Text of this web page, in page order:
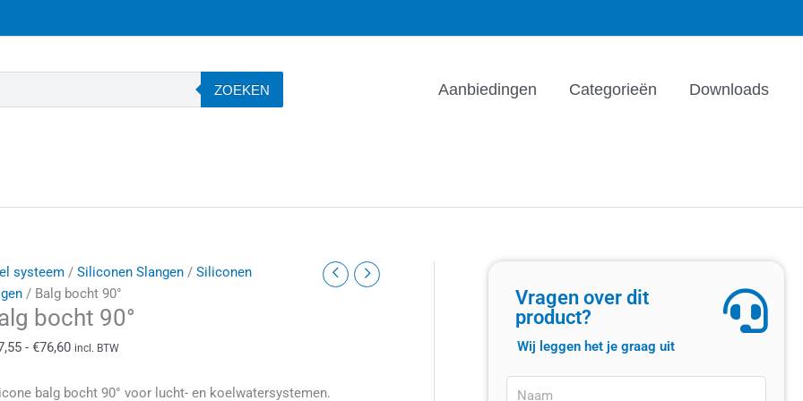
ZOEKEN Aanbiedingen Categorieën Downloads
systeem/ Siliconen Slangen/ Siliconen
/ Balg bocht 90°
bocht 90°
- €76,60
Prijsklasse:
€37,55
tot
incl. BTW
balg bocht 90° voor lucht- en koelwatersystemen.
Vragen over dit
product?
Wij leggen het je graag uit